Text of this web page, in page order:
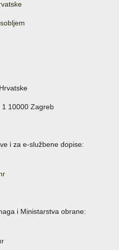
1 10000 Zagreb
i za e-službene dopise:
i Ministarstva obrane: